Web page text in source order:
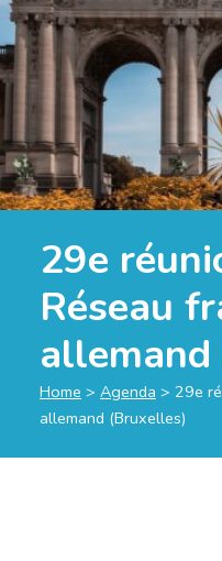
29e
Réseau
Home > Agenda > 29e
allemand (Bruxelles)